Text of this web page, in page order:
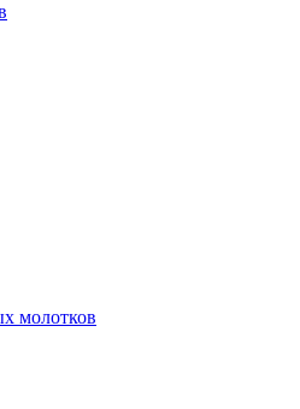
молотков